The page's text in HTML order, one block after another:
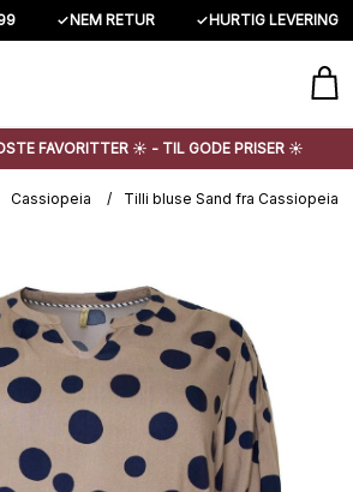
✓NEM RETUR ✓HURTIG LEVERING
FAVORITTER ☀️ - TIL GODE PRISER ☀️
Cassiopeia / Tilli bluse Sand fra Cassiopeia